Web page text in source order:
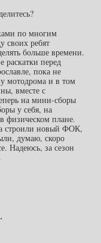
по многим
своих ребят
больше времени.
раскатки перед
пока не
мотодрома и в том
вместе с
на мини-сборы
у себя, на
физическом плане.
строили новый ФОК,
думаю, скоро
Надеюсь, за сезон